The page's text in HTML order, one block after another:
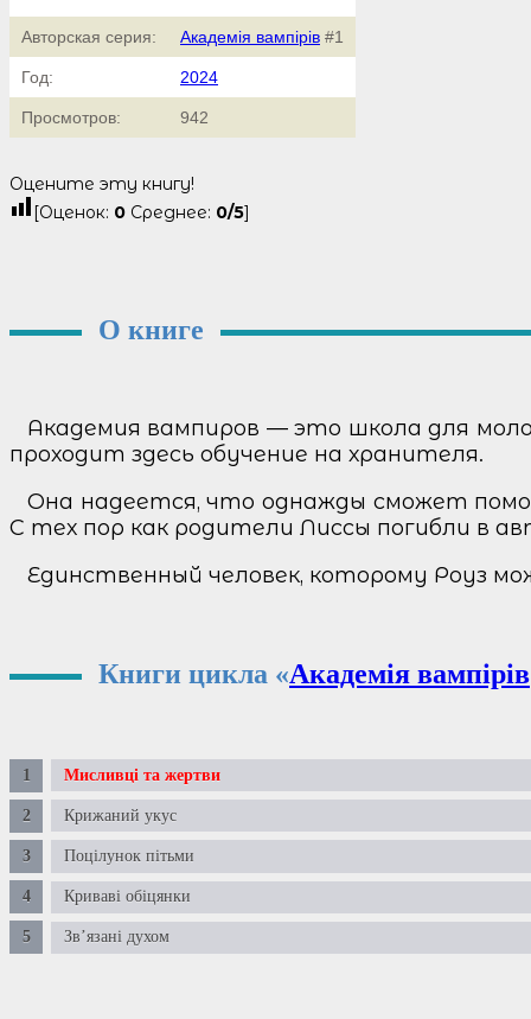
Авторская серия: Академія вампірів #1
Год: 2024
Просмотров: 942
Оцените эту книгу!
[Оценок: 0 Среднее: 0/5]
О книге
Академия вампиров — это школа для
проходит здесь обучение на хранителя.
Она надеется, что однажды сможет
С тех пор как родители Лиссы погибли в
Единственный человек, которому Роуз
Книги цикла «Академія вампірів
Мисливці та жертви
Крижаний укус
Поцілунок пітьми
Криваві обіцянки
Зв’язані духом